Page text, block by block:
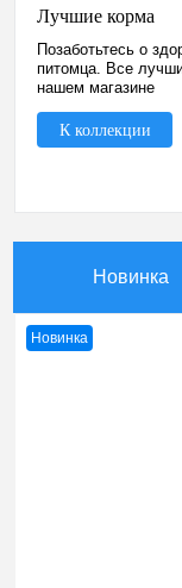
Лучшие корма
Позаботьтесь о
питомца. Все
нашем магазине
К коллекции
Новинка
Новинка